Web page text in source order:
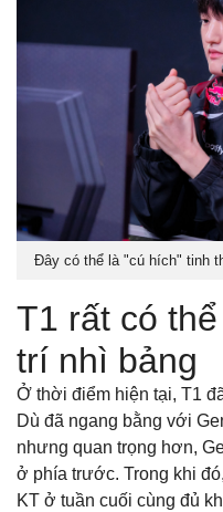
Đây có thể là "cú hích" tinh
T1 rất có
trí nhì bảng
Ở thời điểm hiện tại, T1
Dù đã ngang bằng với
nhưng quan trọng hơn,
ở phía trước. Trong khi
KT ở tuần cuối cùng đủ